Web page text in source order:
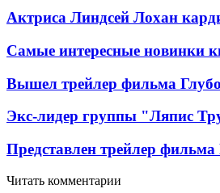
Актриса Линдсей Лохан
Самые интересные новинки
Вышел трейлер фильма
Экс-лидер группы "Ляпис
Представлен трейлер
Читать комментарии